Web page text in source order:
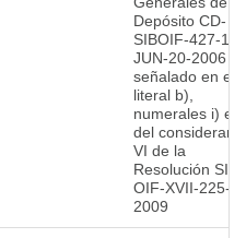
Depósito CD-
SIBOIF-427-1-
JUN-20-2006
señalado en el
literal b),
numerales i) e
del
VI de la
Resolución SIB-
OIF-XVII-225-
2009